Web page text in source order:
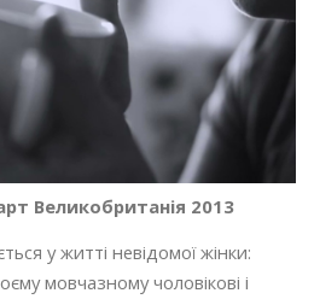
Великобританія 2013
у житті невідомої жінки:
мовчазному чоловікові і